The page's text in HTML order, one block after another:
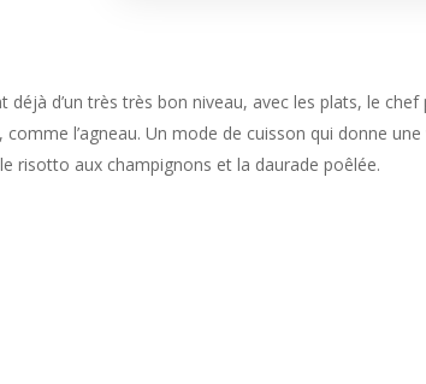
déjà d’un très très bon niveau, avec les plats, le
l’agneau. Un mode de cuisson qui donne
risotto aux champignons et la daurade poêlée.